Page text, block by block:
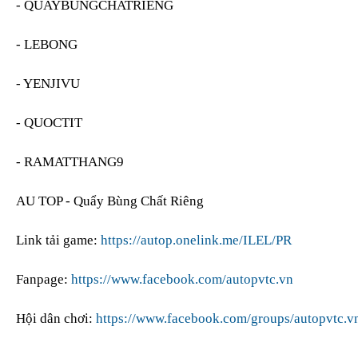
- QUAYBUNGCHATRIENG
- LEBONG
- YENJIVU
- QUOCTIT
- RAMATTHANG9
AU TOP - Quẩy Bùng Chất Riêng
Link tải game: https://autop.onelink.me/ILEL/PR
Fanpage: https://www.facebook.com/autopvtc.vn
Hội dân chơi: https://www.facebook.com/groups/